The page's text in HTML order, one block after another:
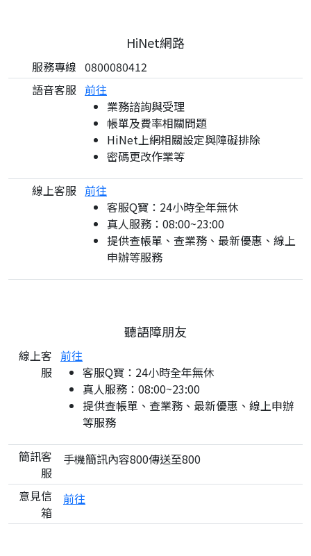
HiNet網路
服務專線 0800080412
語音客服 前往
業務諮詢與受理
帳單及費率相關問題
HiNet上網相關設定與障礙排除
密碼更改作業等
線上客服 前往
客服Q寶：24小時全年無休
真人服務：08:00~23:00
提供查帳單、查業務、最新優惠、線上
申辦等服務
聽語障朋友
線上客
服
前往
客服Q寶：24小時全年無休
真人服務：08:00~23:00
提供查帳單、查業務、最新優惠、線上申辦
等服務
簡訊客
服
手機簡訊內容800傳送至800
意見信
箱
前往